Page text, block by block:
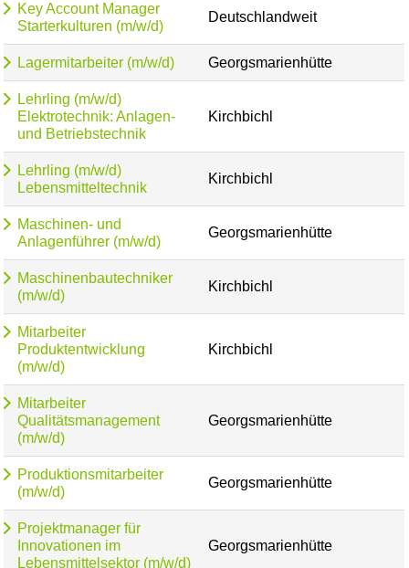
Key Account Manager
Starterkulturen (m/w/d)
Deutschlandweit
Lagermitarbeiter (m/w/d) Georgsmarienhütte
Lehrling (m/w/d)
Elektrotechnik: Anlagen-
und Betriebstechnik
Kirchbichl
Lehrling (m/w/d)
Lebensmitteltechnik
Kirchbichl
Maschinen- und
Anlagenführer (m/w/d)
Georgsmarienhütte
Maschinenbautechniker
(m/w/d)
Kirchbichl
Mitarbeiter
Produktentwicklung
(m/w/d)
Kirchbichl
Mitarbeiter
Qualitätsmanagement
(m/w/d)
Georgsmarienhütte
Produktionsmitarbeiter
(m/w/d)
Georgsmarienhütte
Projektmanager für
Innovationen im
Lebensmittelsektor (m/w/d)
Georgsmarienhütte